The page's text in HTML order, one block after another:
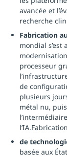
avancée et
recherche
Fabrication
mondial s’est
processeur
de
plusieurs
métal nu,
l’IA.Fabrication
de
basée aux